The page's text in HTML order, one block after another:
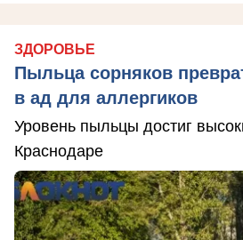
ЗДОРОВЬЕ
Пыльца сорняков
в ад для аллергиков
Уровень пыльцы достиг
Краснодаре